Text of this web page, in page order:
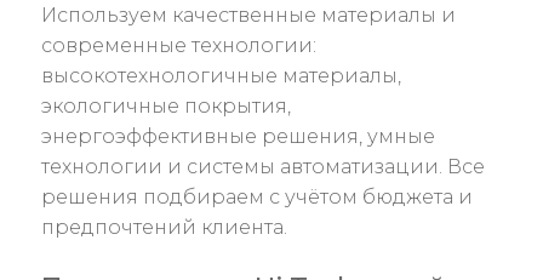
Используем качественные материалы и
современные технологии:
высокотехнологичные материалы,
экологичные покрытия,
энергоэффективные решения, умные
технологии и системы автоматизации. Все
решения подбираем с учётом бюджета и
предпочтений клиента.